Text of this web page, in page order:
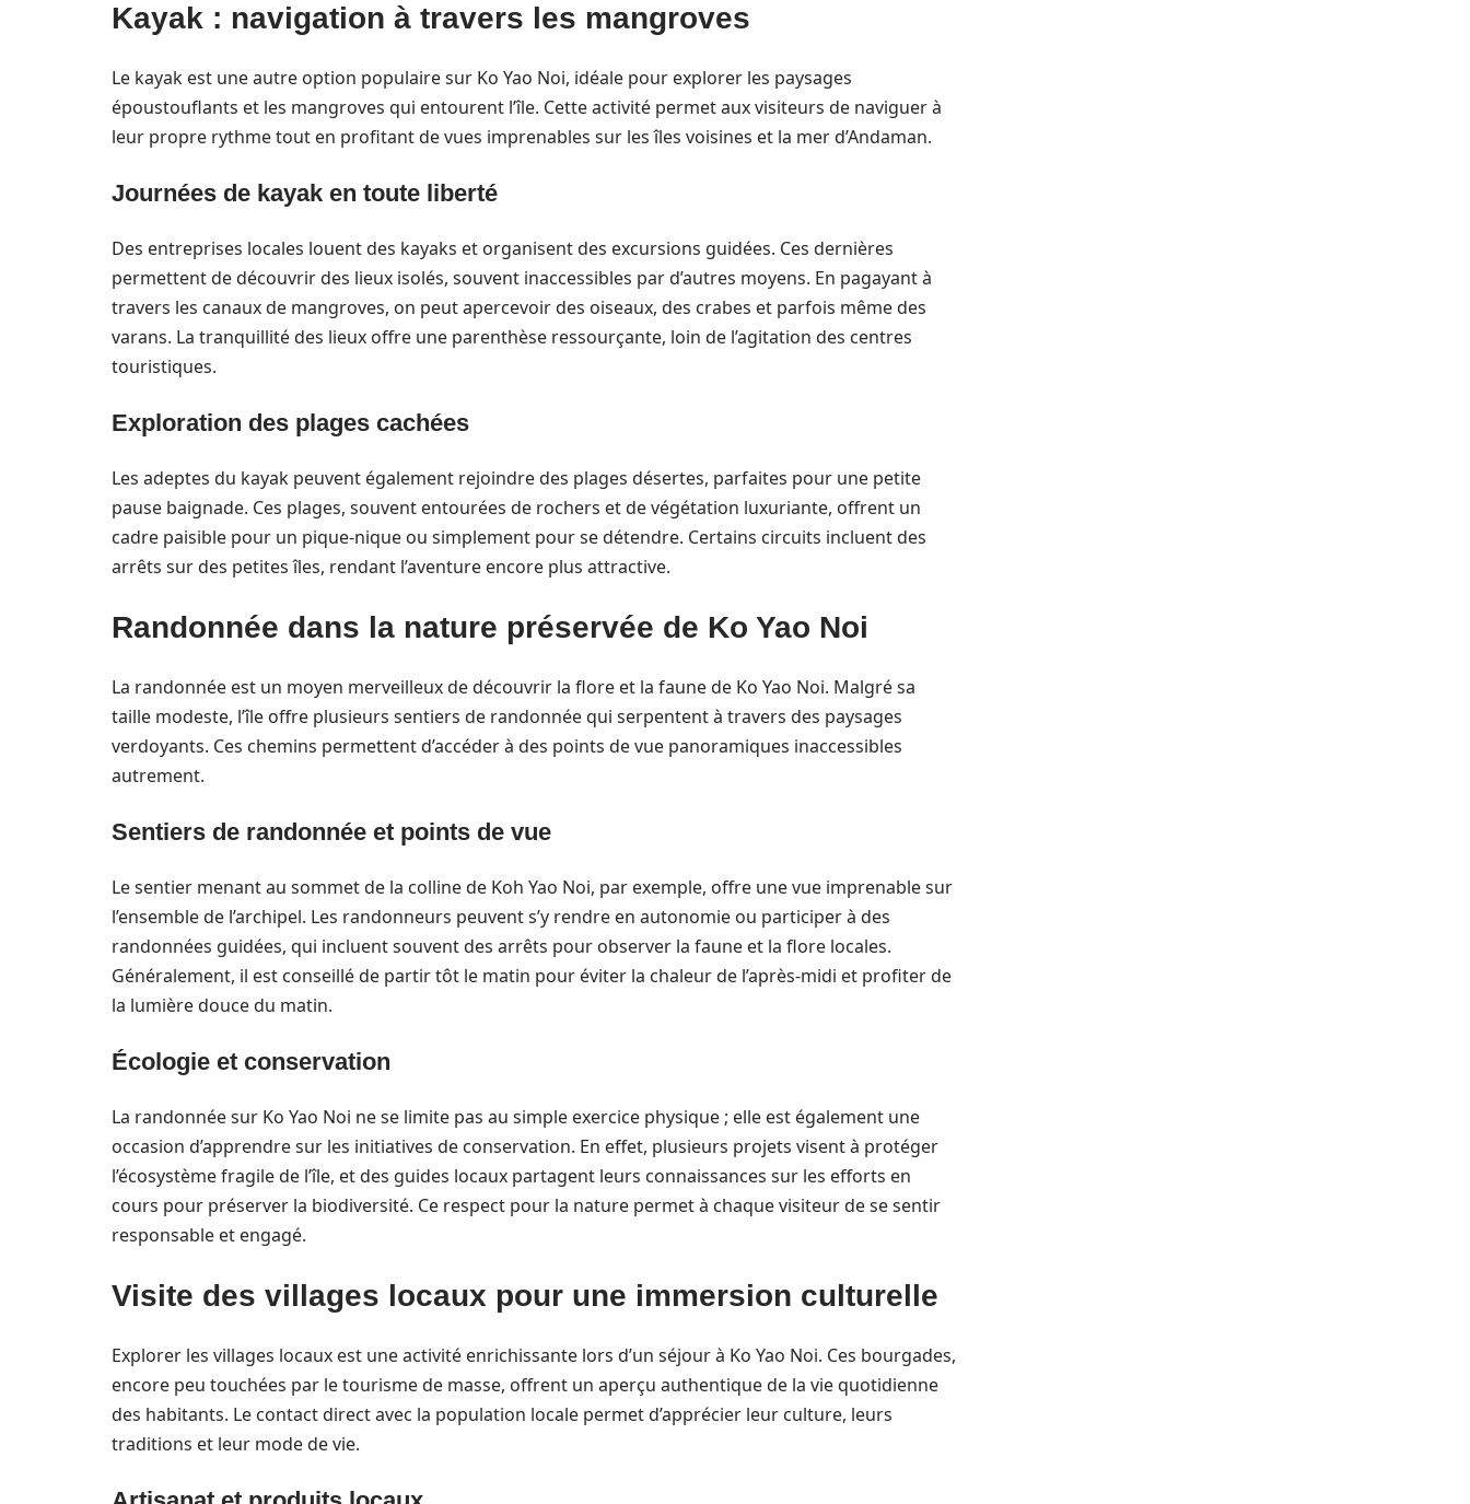
Kayak : navigation à travers les mangroves
Le kayak est une autre option populaire sur Ko Yao Noi, idéale pour explorer les paysages
époustouflants et les mangroves qui entourent l’île. Cette activité permet aux visiteurs de naviguer à
leur propre rythme tout en profitant de vues imprenables sur les îles voisines et la mer d’Andaman.
Journées de kayak en toute liberté
Des entreprises locales louent des kayaks et organisent des excursions guidées. Ces dernières
permettent de découvrir des lieux isolés, souvent inaccessibles par d’autres moyens. En pagayant à
travers les canaux de mangroves, on peut apercevoir des oiseaux, des crabes et parfois même des
varans. La tranquillité des lieux offre une parenthèse ressourçante, loin de l’agitation des centres
touristiques.
Exploration des plages cachées
Les adeptes du kayak peuvent également rejoindre des plages désertes, parfaites pour une petite
pause baignade. Ces plages, souvent entourées de rochers et de végétation luxuriante, offrent un
cadre paisible pour un pique-nique ou simplement pour se détendre. Certains circuits incluent des
arrêts sur des petites îles, rendant l’aventure encore plus attractive.
Randonnée dans la nature préservée de Ko Yao Noi
La randonnée est un moyen merveilleux de découvrir la flore et la faune de Ko Yao Noi. Malgré sa
taille modeste, l’île offre plusieurs sentiers de randonnée qui serpentent à travers des paysages
verdoyants. Ces chemins permettent d’accéder à des points de vue panoramiques inaccessibles
autrement.
Sentiers de randonnée et points de vue
Le sentier menant au sommet de la colline de Koh Yao Noi, par exemple, offre une vue imprenable sur
l’ensemble de l’archipel. Les randonneurs peuvent s’y rendre en autonomie ou participer à des
randonnées guidées, qui incluent souvent des arrêts pour observer la faune et la flore locales.
Généralement, il est conseillé de partir tôt le matin pour éviter la chaleur de l’après-midi et profiter de
la lumière douce du matin.
Écologie et conservation
La randonnée sur Ko Yao Noi ne se limite pas au simple exercice physique ; elle est également une
occasion d’apprendre sur les initiatives de conservation. En effet, plusieurs projets visent à protéger
l’écosystème fragile de l’île, et des guides locaux partagent leurs connaissances sur les efforts en
cours pour préserver la biodiversité. Ce respect pour la nature permet à chaque visiteur de se sentir
responsable et engagé.
Visite des villages locaux pour une immersion culturelle
Explorer les villages locaux est une activité enrichissante lors d’un séjour à Ko Yao Noi. Ces bourgades,
encore peu touchées par le tourisme de masse, offrent un aperçu authentique de la vie quotidienne
des habitants. Le contact direct avec la population locale permet d’apprécier leur culture, leurs
traditions et leur mode de vie.